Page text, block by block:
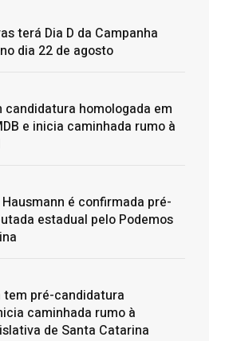
terá Dia D da Campanha
dia 22 de agosto
homologada em
e inicia caminhada rumo à
é confirmada pré-
estadual pelo Podemos
tem pré-candidatura
caminhada rumo à
de Santa Catarina